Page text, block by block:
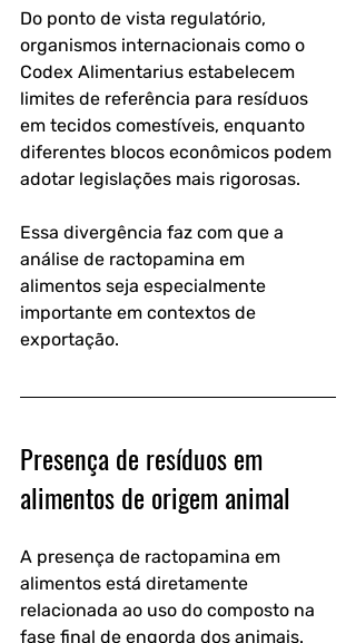
Do ponto de vista regulatório,
organismos internacionais como o
Codex Alimentarius estabelecem
limites de referência para resíduos
em tecidos comestíveis, enquanto
diferentes blocos econômicos podem
adotar legislações mais rigorosas.
Essa divergência faz com que a
análise de ractopamina em
alimentos seja especialmente
importante em contextos de
exportação.
Presença de resíduos em
alimentos de origem animal
A presença de ractopamina em
alimentos está diretamente
relacionada ao uso do composto na
fase final de engorda dos animais.